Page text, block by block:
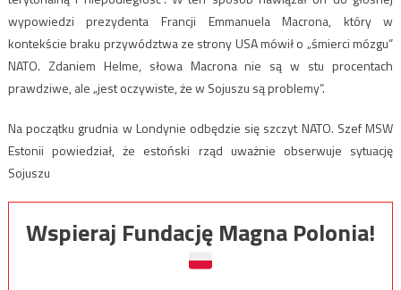
wypowiedzi prezydenta Francji Emmanuela Macrona, który w
kontekście braku przywództwa ze strony USA mówił o „śmierci mózgu”
NATO. Zdaniem Helme, słowa Macrona nie są w stu procentach
prawdziwe, ale „jest oczywiste, że w Sojuszu są problemy”.
Na początku grudnia w Londynie odbędzie się szczyt NATO. Szef MSW
Estonii powiedział, że estoński rząd uważnie obserwuje sytuację
Sojuszu
Wspieraj Fundację Magna Polonia!